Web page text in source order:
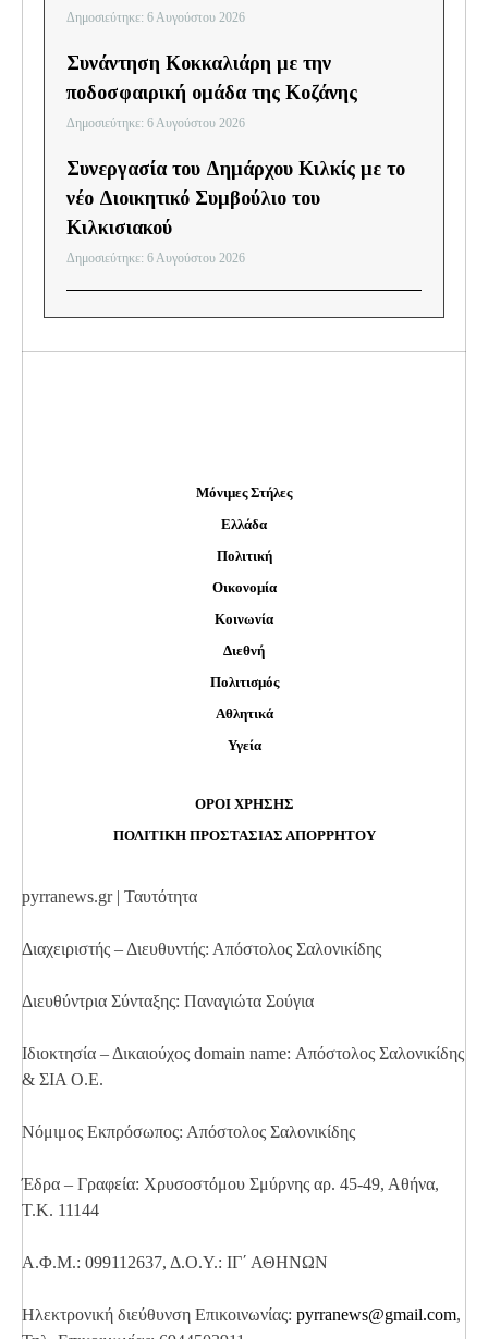
Δημοσιεύτηκε: 6 Αυγούστου 2026
Συνάντηση Κοκκαλιάρη με την
ποδοσφαιρική ομάδα της Κοζάνης
Δημοσιεύτηκε: 6 Αυγούστου 2026
Συνεργασία του Δημάρχου Κιλκίς με το
νέο Διοικητικό Συμβούλιο του
Κιλκισιακού
Δημοσιεύτηκε: 6 Αυγούστου 2026
Μόνιμες Στήλες
Ελλάδα
Πολιτική
Οικονομία
Κοινωνία
Διεθνή
Πολιτισμός
Αθλητικά
Υγεία
ΟΡΟΙ ΧΡΗΣΗΣ
ΠΟΛΙΤΙΚΗ ΠΡΟΣΤΑΣΙΑΣ ΑΠΟΡΡΗΤΟΥ
pyrranews.gr | Ταυτότητα
Διαχειριστής – Διευθυντής: Απόστολος Σαλονικίδης
Διευθύντρια Σύνταξης: Παναγιώτα Σούγια
Ιδιοκτησία – Δικαιούχος domain name: Απόστολος Σαλονικίδης
& ΣΙΑ Ο.Ε.
Νόμιμος Εκπρόσωπος: Απόστολος Σαλονικίδης
Έδρα – Γραφεία: Χρυσοστόμου Σμύρνης αρ. 45-49, Αθήνα,
Τ.Κ. 11144
Α.Φ.Μ.: 099112637, Δ.Ο.Υ.: ΙΓ΄ ΑΘΗΝΩΝ
Ηλεκτρονική διεύθυνση Επικοινωνίας: pyrranews@gmail.com,